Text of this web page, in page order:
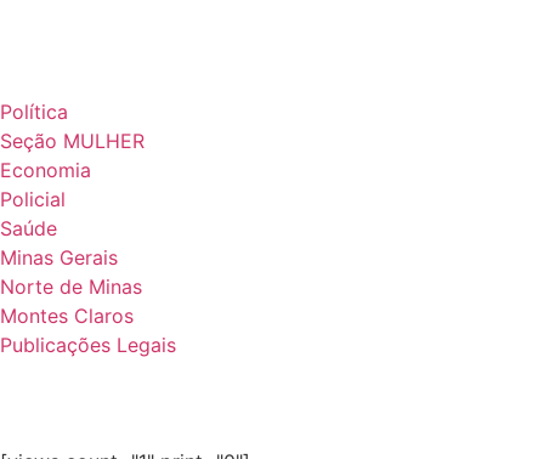
Política
Seção MULHER
Economia
Policial
Saúde
Minas Gerais
Norte de Minas
Montes Claros
Publicações Legais